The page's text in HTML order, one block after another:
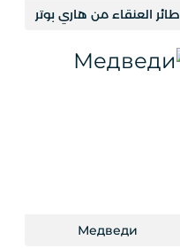
طائر العنقاء من هاري بوتر
Медведи